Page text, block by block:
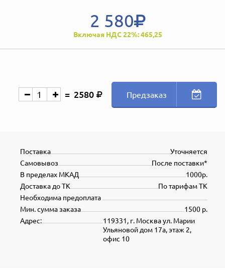
2 580
Включая НДС 22%: 465,25
2580 Предзаказ
Уточняется
Поставка
После поставки*
Самовывоз
1000р.
В пределах МКАД
По тарифам ТК
Доставка до ТК
Необходима предоплата
1500 р.
Мин. сумма заказа
119331, г. Москва ул. Марии
Ульяновой дом 17а, этаж 2,
офис 10
Адрес: